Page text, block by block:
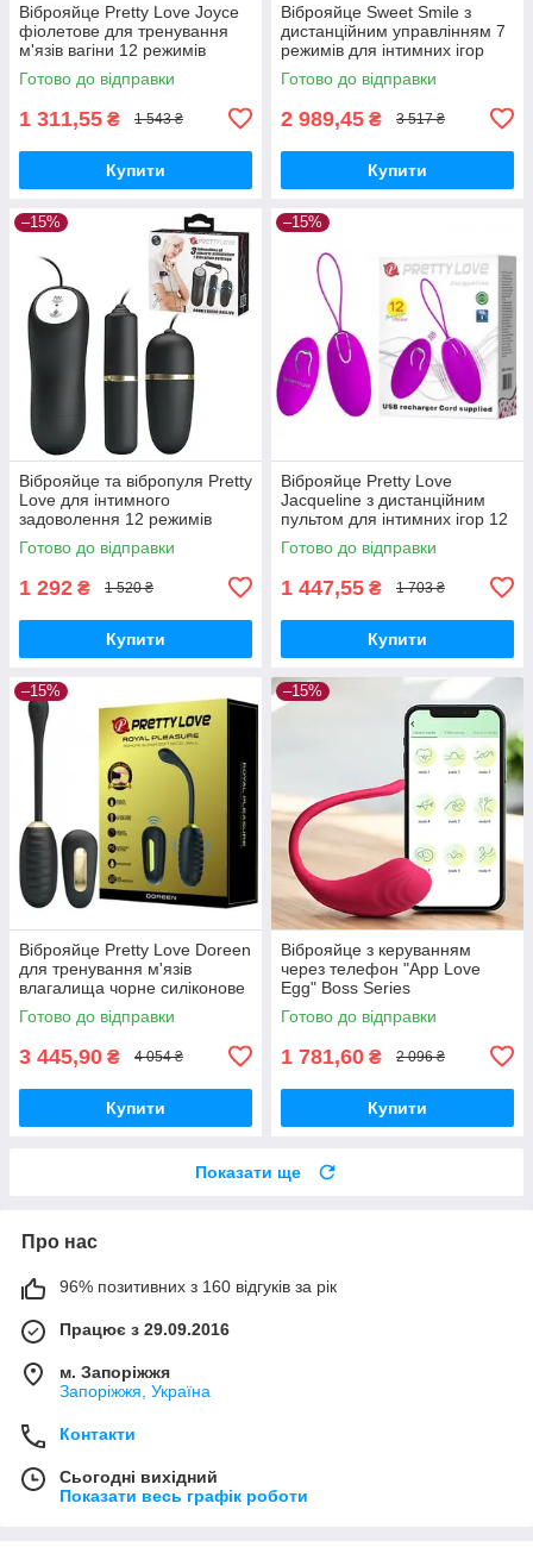
Віброяйце Pretty Love Joyce
фіолетове для тренування
м'язів вагіни 12 режимів
безпечний силікон
Готово до відправки
1 311,55 ₴ 1 543 ₴
Купити
Віброяйце Sweet Smile з
дистанційним управлінням 7
режимів для інтимних ігор
для дорослих
Готово до відправки
2 989,45 ₴ 3 517 ₴
Купити
–15%
Віброяйце та вібропуля Pretty
Love для інтимного
задоволення 12 режимів
вібрації електростимуляція
Готово до відправки
1 292 ₴ 1 520 ₴
Купити
–15%
Віброяйце Pretty Love
Jacqueline з дистанційним
пультом для інтимних ігор 12
режимів вібрації фіолетове
Готово до відправки
1 447,55 ₴ 1 703 ₴
Купити
–15%
Віброяйце Pretty Love Doreen
для тренування м'язів
влагалища чорне силіконове
12 режимів безпечне
Готово до відправки
3 445,90 ₴ 4 054 ₴
Купити
–15%
Віброяйце з керуванням
через телефон "App Love
Egg" Boss Series
Готово до відправки
1 781,60 ₴ 2 096 ₴
Купити
Показати ще
Про нас
96% позитивних з 160 відгуків за рік
Працює з 29.09.2016
м. Запоріжжя
Запоріжжя, Україна
Контакти
Сьогодні вихідний
Показати весь графік роботи